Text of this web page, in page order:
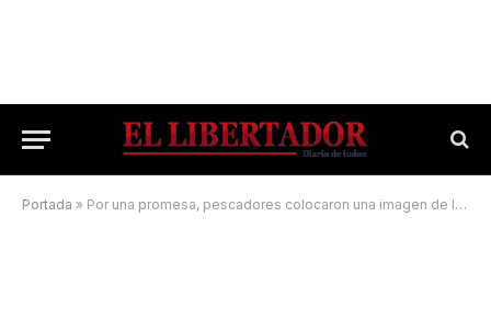
Portada » Por una promesa, pescadores colocaron una imagen de la Virgen de Itatí a orillas del Paraná